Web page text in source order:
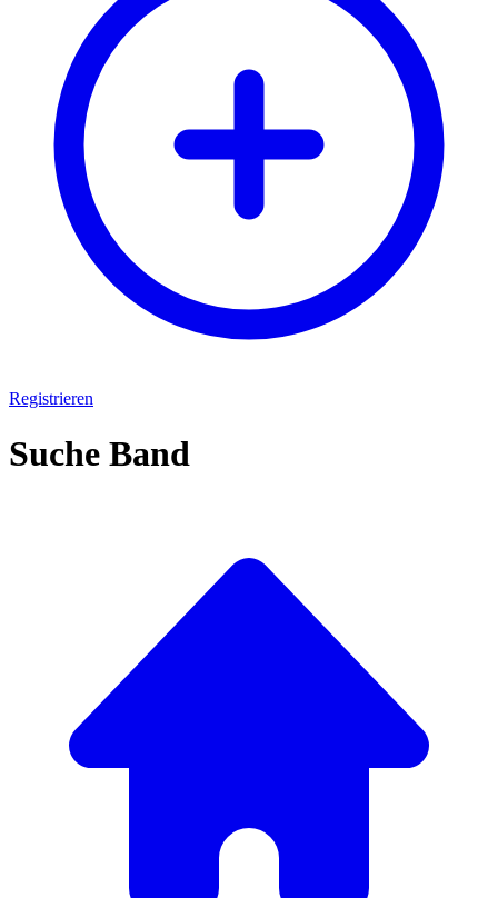
Registrieren
Suche Band